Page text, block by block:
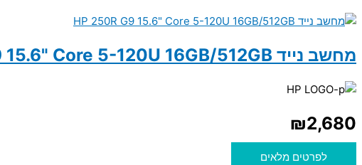
מחשב נייד HP 250R G9 15.6" Core 5-120U 16GB/512GB
₪2,680
לפרטים מלאים